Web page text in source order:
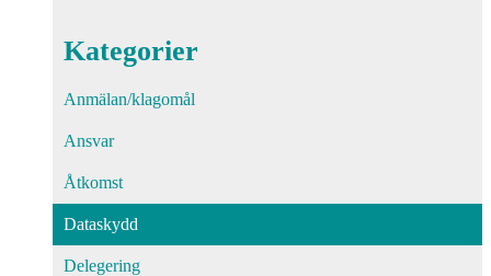
Kategorier
Anmälan/klagomål
Ansvar
Åtkomst
Dataskydd
Delegering